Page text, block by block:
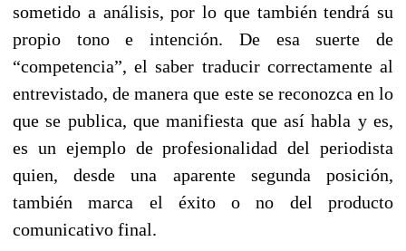
sometido a análisis, por lo que también tendrá su
propio tono e intención. De esa suerte de
“competencia”, el saber traducir correctamente al
entrevistado, de manera que este se reconozca en lo
que se publica, que manifiesta que así habla y es,
es un ejemplo de profesionalidad del periodista
quien, desde una aparente segunda posición,
también marca el éxito o no del producto
comunicativo final.